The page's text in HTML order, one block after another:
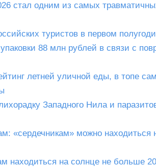
стал одним из самых
туристов в первом
88 млн рублей в связи с
летней уличной еды, в топе
Западного Нила и
«сердечникам» можно находиться
находиться на солнце не больше